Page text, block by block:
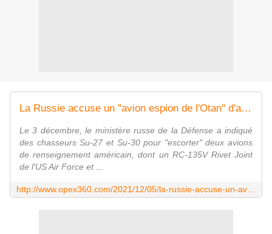
La Russie accuse un "avion espion de l'Otan" d'avoir gêné un vol commercial au-dessus de la mer Noire
Le 3 décembre, le ministère russe de la Défense a indiqué
des chasseurs Su-27 et Su-30 pour "escorter" deux avions
de renseignement américain, dont un RC-135V Rivet Joint
de l'US Air Force et ...